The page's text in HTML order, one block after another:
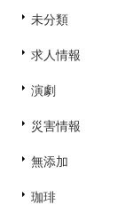
未分類
求人情報
演劇
災害情報
無添加
珈琲